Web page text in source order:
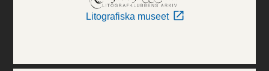
Litografiska museet